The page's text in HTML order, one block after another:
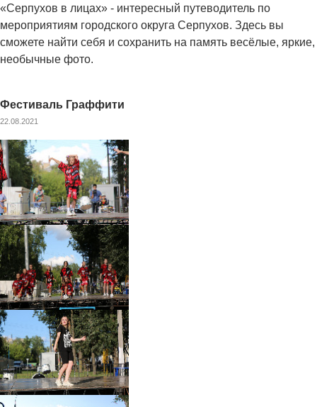
«Серпухов в лицах» - интересный путеводитель по
мероприятиям городского округа Серпухов. Здесь вы
сможете найти себя и сохранить на память весёлые, яркие,
необычные фото.
Фестиваль Граффити
22.08.2021